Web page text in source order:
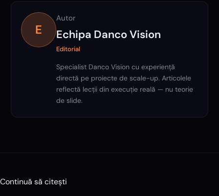
E
Autor
Echipa Danco Vision
Editorial
Specialist Danco Vision cu experiență
directă pe proiecte de scale-up. Articolele
reflectă lecții din execuție reală — nu teorie
de slide.
Continuă să citești